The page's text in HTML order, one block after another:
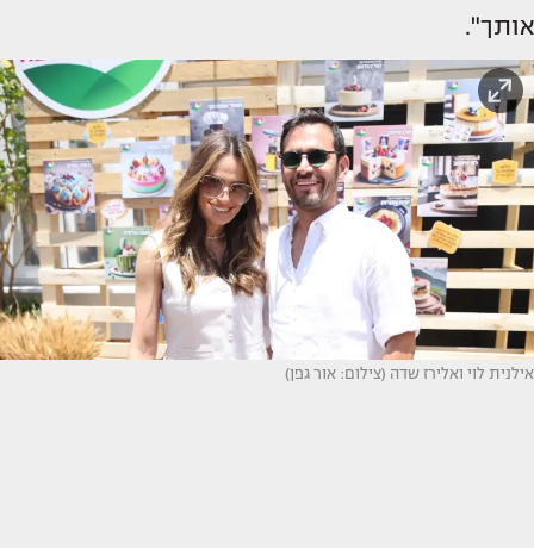
אותך".
אילנית לוי ואלירז שדה (צילום: אור גפן)